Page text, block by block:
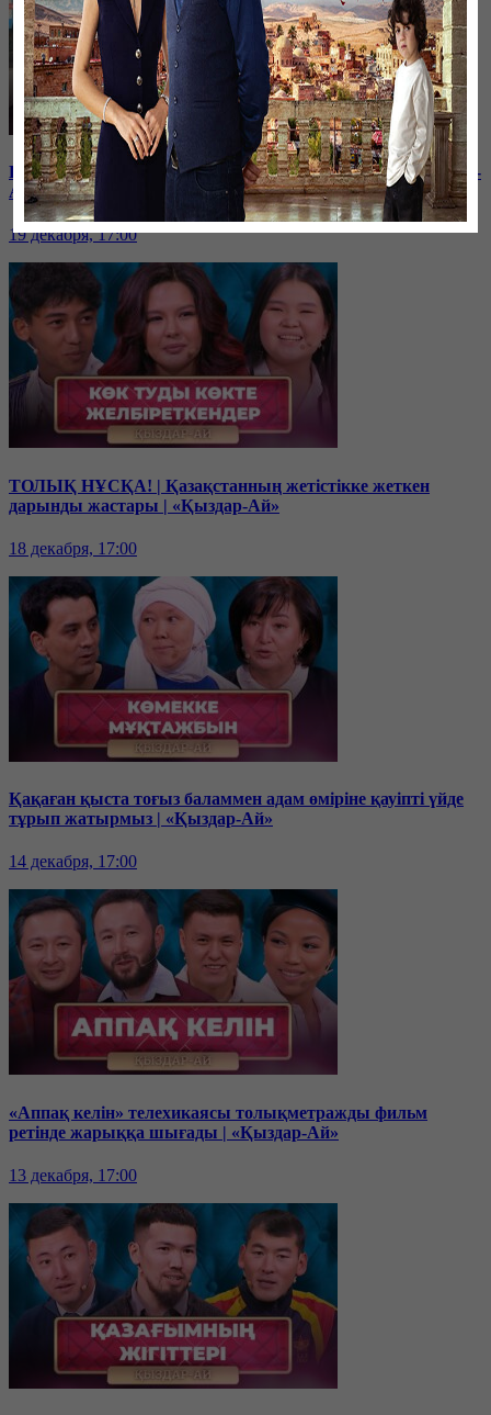
Балам мектептегі буллингтен кейін өзгеріп кетті | «Қыздар-
Ай»
19 декабря, 17:00
ТОЛЫҚ НҰСҚА! | Қазақстанның жетістікке жеткен
дарынды жастары | «Қыздар-Ай»
18 декабря, 17:00
Қақаған қыста тоғыз баламмен адам өміріне қауіпті үйде
тұрып жатырмыз | «Қыздар-Ай»
14 декабря, 17:00
«Аппақ келін» телехикаясы толықметражды фильм
ретінде жарыққа шығады | «Қыздар-Ай»
13 декабря, 17:00